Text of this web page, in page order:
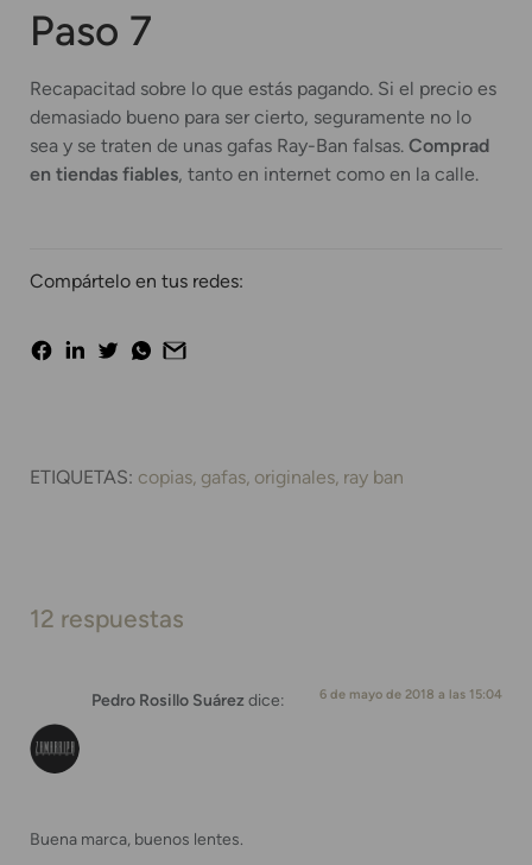
Paso 7
Recapacitad sobre lo que estás pagando. Si el precio es
demasiado bueno para ser cierto, seguramente no lo
sea y se traten de unas gafas Ray-Ban falsas. Comprad
en tiendas fiables, tanto en internet como en la calle.
Compártelo en tus redes:
ETIQUETAS: copias gafas originales ray ban
12 respuestas
Pedro Rosillo Suárez dice: 6 de mayo de 2018 a las 15:04
Buena marca, buenos lentes.